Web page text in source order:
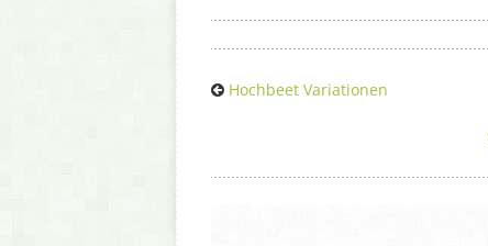
Hochbeet Variationen